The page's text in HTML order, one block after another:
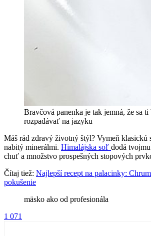
Bravčová panenka je tak jemná, že sa ti
rozpadávať na jazyku
Máš rád zdravý životný štýl? Vymeň
nabitý minerálmi. Himalájska soľ dodá
chuť a množstvo prospešných stopových
Čítaj tiež: Najlepší recept na palacinky:
pokušenie
mäsko ako od profesionála
1 071